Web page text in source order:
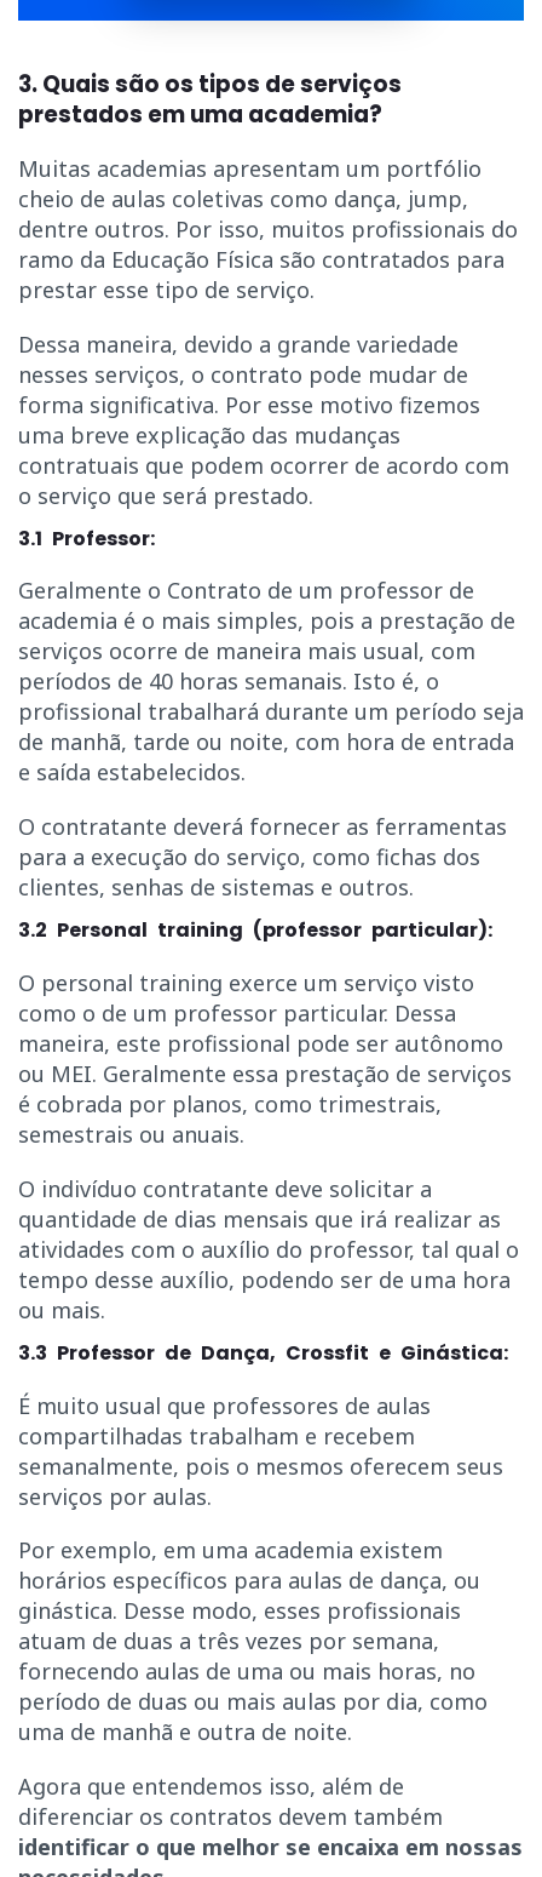
3. Quais são os tipos de serviços
prestados em uma academia?
Muitas academias apresentam um portfólio
cheio de aulas coletivas como dança, jump,
dentre outros. Por isso, muitos profissionais do
ramo da Educação Física são contratados para
prestar esse tipo de serviço.
Dessa maneira, devido a grande variedade
nesses serviços, o contrato pode mudar de
forma significativa. Por esse motivo fizemos
uma breve explicação das mudanças
contratuais que podem ocorrer de acordo com
o serviço que será prestado.
3.1 Professor:
Geralmente o Contrato de um professor de
academia é o mais simples, pois a prestação de
serviços ocorre de maneira mais usual, com
períodos de 40 horas semanais. Isto é, o
profissional trabalhará durante um período seja
de manhã, tarde ou noite, com hora de entrada
e saída estabelecidos.
O contratante deverá fornecer as ferramentas
para a execução do serviço, como fichas dos
clientes, senhas de sistemas e outros.
3.2 Personal training (professor particular):
O personal training exerce um serviço visto
como o de um professor particular. Dessa
maneira, este profissional pode ser autônomo
ou MEI. Geralmente essa prestação de serviços
é cobrada por planos, como trimestrais,
semestrais ou anuais.
O indivíduo contratante deve solicitar a
quantidade de dias mensais que irá realizar as
atividades com o auxílio do professor, tal qual o
tempo desse auxílio, podendo ser de uma hora
ou mais.
3.3 Professor de Dança, Crossfit e Ginástica:
É muito usual que professores de aulas
compartilhadas trabalham e recebem
semanalmente, pois o mesmos oferecem seus
serviços por aulas.
Por exemplo, em uma academia existem
horários específicos para aulas de dança, ou
ginástica. Desse modo, esses profissionais
atuam de duas a três vezes por semana,
fornecendo aulas de uma ou mais horas, no
período de duas ou mais aulas por dia, como
uma de manhã e outra de noite.
Agora que entendemos isso, além de
diferenciar os contratos devem também
identificar o que melhor se encaixa em nossas